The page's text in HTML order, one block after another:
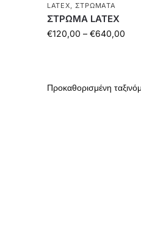
LATEX, ΣΤΡΏΜΑΤΑ
ΣΤΡΩΜΑ LATEX
€120,00 – €640,00